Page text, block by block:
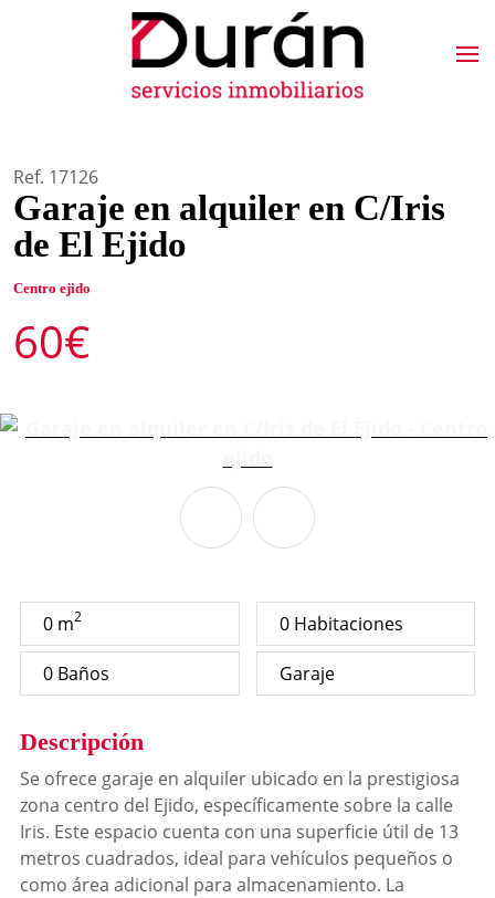
Ref. 17126
Garaje en alquiler en C/Iris
de El Ejido
Centro ejido
60€
0 m2 0 Habitaciones
0 Baños Garaje
Descripción
Se ofrece garaje en alquiler ubicado en la prestigiosa
zona centro del Ejido, específicamente sobre la calle
Iris. Este espacio cuenta con una superficie útil de 13
metros cuadrados, ideal para vehículos pequeños o
como área adicional para almacenamiento. La